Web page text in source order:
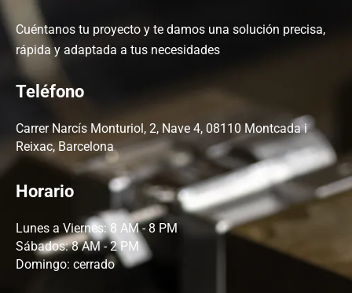
Cuéntanos tu proyecto y te damos una solución precisa,
rápida y adaptada a tus necesidades
Teléfono
Carrer Narcís Monturiol, 2, Nave 4, 08110 Montcada i
Reixac, Barcelona
Horario
Lunes a Viernes: 8 AM - 8 PM
Sábados: 8 AM - 2 PM
Domingo: cerrado